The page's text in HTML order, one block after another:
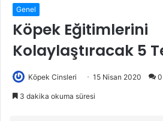
Genel
Köpek Eğitimlerini
Kolaylaştıracak 5
Köpek Cinsleri 15 Nisan 2020 0
3 dakika okuma süresi